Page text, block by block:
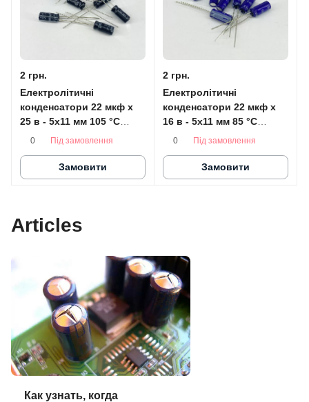
2 грн.
Електролітичні
конденсатори 22 мкф x
25 в - 5x11 мм 105 °C
HITANO
0 Під замовлення
Замовити
2 грн.
Електролітичні
конденсатори 22 мкф x
16 в - 5x11 мм 85 °C
SAMWHA
0 Під замовлення
Замовити
Articles
Как узнать, когда